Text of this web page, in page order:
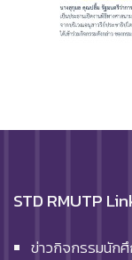
STD RMUTP
ข่าวกิจกรรมนัก